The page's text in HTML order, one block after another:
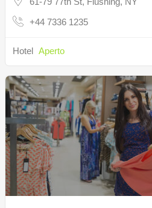
+44 7336 1235
Hotel Aperto